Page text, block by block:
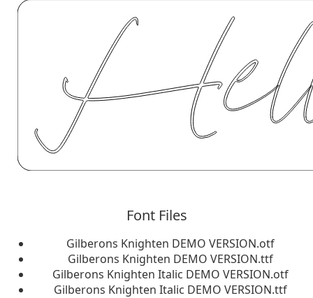
Font Files
Gilberons Knighten DEMO VERSION.otf
Gilberons Knighten DEMO VERSION.ttf
Gilberons Knighten Italic DEMO VERSION.otf
Gilberons Knighten Italic DEMO VERSION.ttf